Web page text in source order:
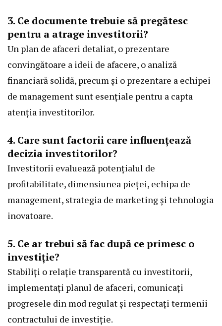
3. Ce documente trebuie să pregătesc
pentru a atrage investitorii?
Un plan de afaceri detaliat, o prezentare
convingătoare a ideii de afacere, o analiză
financiară solidă, precum și o prezentare a echipei
de management sunt esențiale pentru a capta
atenția investitorilor.
4. Care sunt factorii care influențează
decizia investitorilor?
Investitorii evaluează potențialul de
profitabilitate, dimensiunea pieței, echipa de
management, strategia de marketing și tehnologia
inovatoare.
5. Ce ar trebui să fac după ce primesc o
investiție?
Stabiliți o relație transparentă cu investitorii,
implementați planul de afaceri, comunicați
progresele din mod regulat și respectați termenii
contractului de investiție.